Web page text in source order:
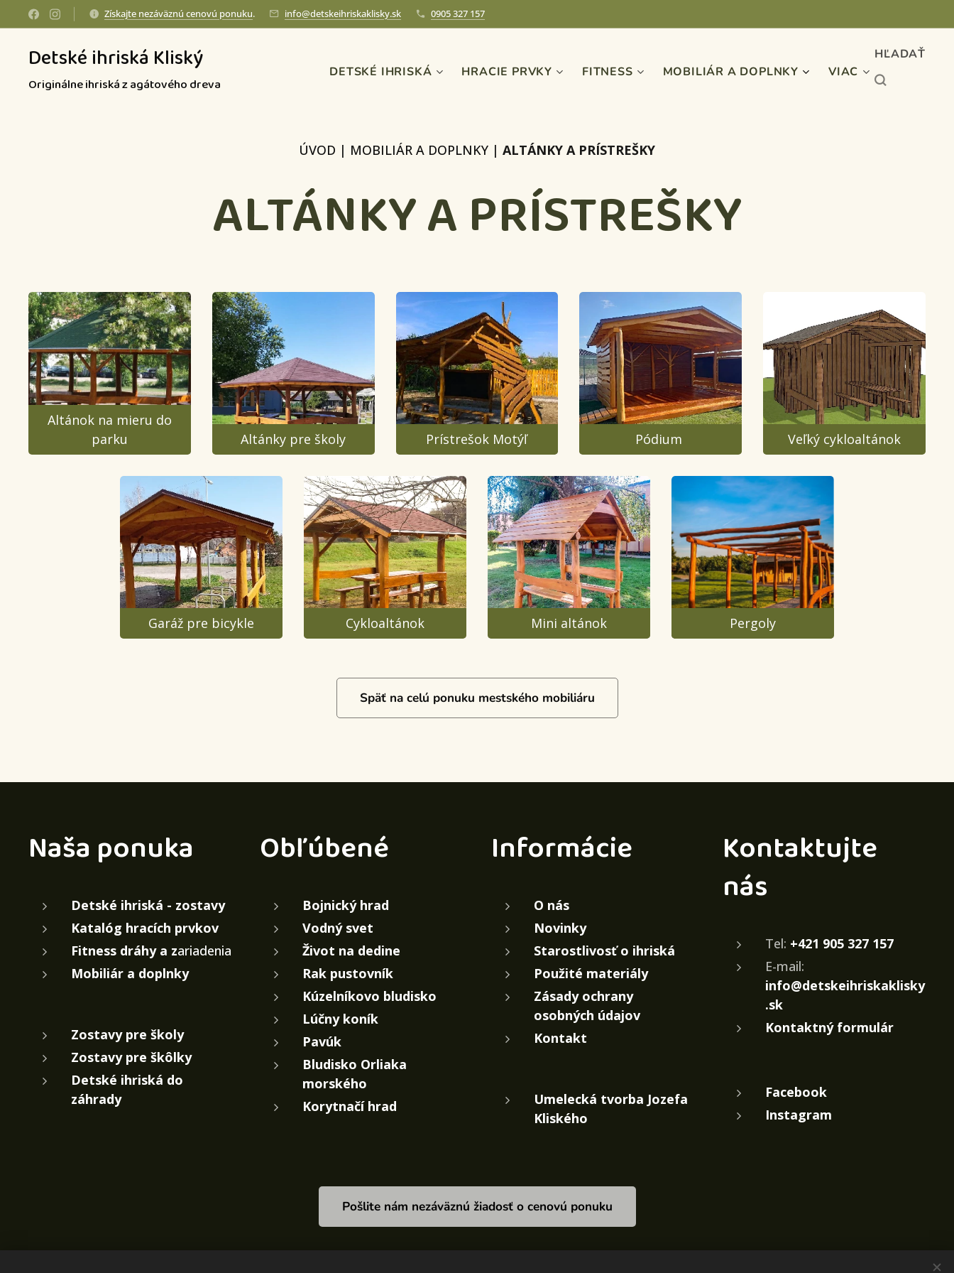
Získajte nezáväznú cenovú ponuku. info@detskeihriskaklisky.sk 0905 327 157
Detské ihriská Kliský
Originálne ihriská z agátového dreva
DETSKÉ IHRISKÁ HRACIE PRVKY FITNESS MOBILIÁR A DOPLNKY VIAC
HĽADAŤ
ÚVOD | MOBILIÁR A DOPLNKY | ALTÁNKY A PRÍSTREŠKY
ALTÁNKY A PRÍSTREŠKY
Altánok na mieru do
parku
Altánky pre školy Prístrešok Motýľ Pódium Veľký cykloaltánok
Garáž pre bicykle Cykloaltánok Mini altánok Pergoly
Späť na celú ponuku mestského mobiliáru
Naša ponuka
Detské ihriská - zostavy
Katalóg hracích prvkov
Fitness dráhy a zariadenia
Mobiliár a doplnky
Zostavy pre školy
Zostavy pre škôlky
Detské ihriská do
záhrady
Obľúbené
Bojnický hrad
Vodný svet
Život na dedine
Rak pustovník
Kúzelníkovo bludisko
Lúčny koník
Pavúk
Bludisko Orliaka
morského
Korytnačí hrad
Informácie
O nás
Novinky
Starostlivosť o ihriská
Použité materiály
Zásady ochrany
osobných údajov
Kontakt
Umelecká tvorba Jozefa
Kliského
Kontaktujte
nás
Tel: +421 905 327 157
E-mail:
info@detskeihriskaklisky
.sk
Kontaktný formulár
Facebook
Instagram
Pošlite nám nezáväznú žiadosť o cenovú ponuku